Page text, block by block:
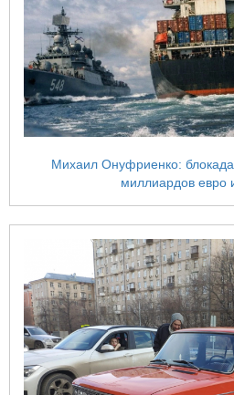
Михаил Онуфриенко:
миллиардов евро